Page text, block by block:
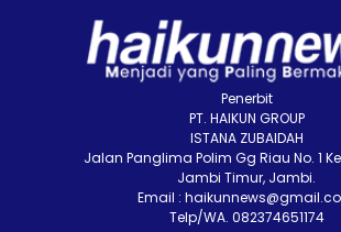
Penerbit
PT. HAIKUN GROUP
ISTANA ZUBAIDAH
Jalan Panglima Polim Gg Riau No. 1
Jambi Timur, Jambi.
Email :
Telp/WA. 082374651174